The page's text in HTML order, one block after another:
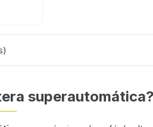
superautomática?